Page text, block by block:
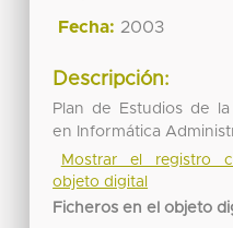
Fecha: 2003
Descripción:
Plan de Estudios de
en Informática
Mostrar el registro
objeto digital
Ficheros en el objeto